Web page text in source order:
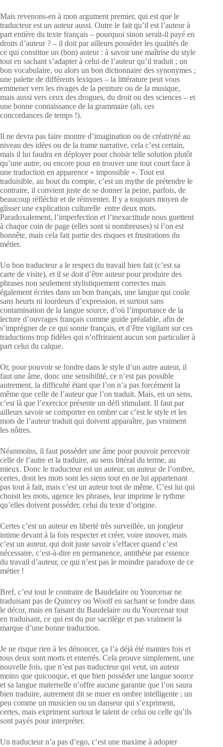
Mais revenons-en à mon argument premier, qui est que le
traducteur est un auteur aussi. Outre le fait qu’il est l’auteur à
part entière du texte français – pourquoi sinon serait-il payé en
droits d’auteur ? – il doit par ailleurs posséder les qualités de
ce qui constitue un (bon) auteur : à savoir une maîtrise du style
tout en sachant s’adapter à celui de l’auteur qu’il traduit ; un
bon vocabulaire, ou alors un bon dictionnaire des synonymes ;
une palette de différents lexiques – la littérature peut vous
emmener vers les rivages de la peinture ou de la musique,
mais aussi vers ceux des drogues, du droit ou des sciences – et
une bonne connaissance de la grammaire (ah, ces
concordances de temps !).
Il ne devra pas faire montre d’imagination ou de créativité au
niveau des idées ou de la trame narrative, cela c’est certain,
mais il lui faudra en déployer pour choisir telle solution plutôt
qu’une autre, ou encore pour en trouver une tout court face à
une traduction en apparence « impossible ». Tout est
traduisible, au bout du compte, c’est un mythe de prétendre le
contraire, il convient juste de se donner la peine, parfois, de
beaucoup réfléchir et de réinventer. Il y a toujours moyen de
glisser une explication culturelle entre deux mots.
Paradoxalement, l’imperfection et l’inexactitude nous guettent
à chaque coin de page (elles sont si nombreuses) si l’on est
honnête, mais cela fait partie des risques et frustrations du
métier.
Un bon traducteur a le respect du travail bien fait (c’est sa
carte de visite), et il se doit d’être auteur pour produire des
phrases non seulement stylistiquement correctes mais
également écrites dans un bon français, une langue qui coule
sans heurts ni lourdeurs d’expression, et surtout sans
contamination de la langue source, d’où l’importance de la
lecture d’ouvrages français comme guide préalable, afin de
s’imprégner de ce qui sonne français, et d’être vigilant sur ces
traductions trop fidèles qui n’offriraient aucun son particulier à
part celui du calque.
Or, pour pouvoir se fondre dans le style d’un autre auteur, il
faut une âme, donc une sensibilité, ce n’est pas possible
autrement, la difficulté étant que l’on n’a pas forcément la
même que celle de l’auteur que l’on traduit. Mais, en un sens,
c’est là que l’exercice présente un défi stimulant. Il faut par
ailleurs savoir se comporter en ombre car c’est le style et les
mots de l’auteur traduit qui doivent apparaître, pas vraiment
les nôtres.
Néanmoins, il faut posséder une âme pour pouvoir percevoir
celle de l’autre et la traduire, au sens littéral du terme, au
mieux. Donc le traducteur est un auteur, un auteur de l’ombre,
certes, dont les mots sont les siens tout en ne lui appartenant
pas tout à fait, mais c’est un auteur tout de même. C’est lui qui
choisit les mots, agence les phrases, leur imprime le rythme
qu’elles doivent posséder, celui du texte d’origine.
Certes c’est un auteur en liberté très surveillée, un jongleur
intime devant à la fois respecter et créer, voire innover, mais
c’est un auteur, qui doit juste savoir s’effacer quand c’est
nécessaire, c’est-à-dire en permanence, antithèse par essence
du travail d’auteur, ce qui n’est pas le moindre paradoxe de ce
métier !
Bref, c’est tout le contraire de Baudelaire ou Yourcenar ne
traduisant pas de Quincey ou Woolf en sachant se fondre dans
le décor, mais en faisant du Baudelaire ou du Yourcenar tout
en traduisant, ce qui est du pur sacrilège et pas vraiment la
marque d’une bonne traduction.
Je ne risque rien à les dénoncer, ça l’a déjà été maintes fois et
tous deux sont morts et enterrés. Cela prouve simplement, une
nouvelle fois, que n’est pas traducteur qui veut, un auteur
moins que quiconque, et que bien posséder une langue source
et sa langue maternelle n’offre aucune garantie que l’on saura
bien traduire, autrement dit se muer en ombre intelligente ; un
peu comme un musicien ou un danseur qui s’expriment,
certes, mais expriment surtout le talent de celui ou celle qu’ils
sont payés pour interpréter.
Un traducteur n’a pas d’ego, c’est une maxime à adopter